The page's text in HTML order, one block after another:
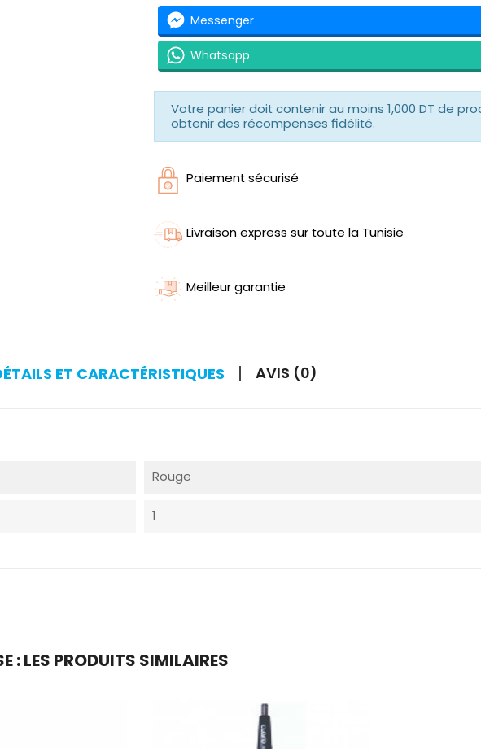
Messenger
Whatsapp
Votre panier doit contenir au moins 1,000 DT de
obtenir des récompenses fidélité.
Paiement sécurisé
Livraison express sur toute la Tunisie
Meilleur garantie
ET CARACTÉRISTIQUES AVIS (0)
Rouge
1
: LES PRODUITS SIMILAIRES